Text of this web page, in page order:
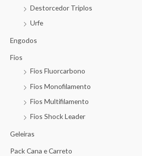
Destorcedor Triplos
Urfe
Engodos
Fios
Fios Fluorcarbono
Fios Monofilamento
Fios Multifilamento
Fios Shock Leader
Geleiras
Pack Cana e Carreto